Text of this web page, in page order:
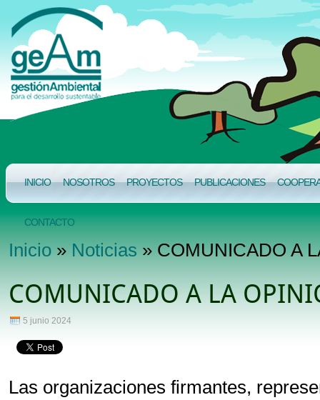
INICIO NOSOTROS PROYECTOS PUBLICACIONES
CONTACTO
Inicio»Noticias» COMUNICADO A
COMUNICADO A LA
5 junio 2024
Las organizaciones firmantes,